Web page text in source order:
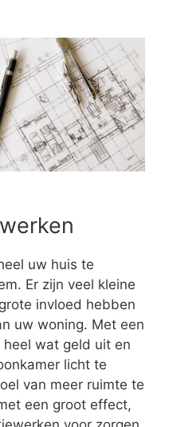
uw huis te
Er zijn veel kleine
invloed hebben
uw woning. Met een
wat geld uit en
licht te
van meer ruimte te
een groot effect,